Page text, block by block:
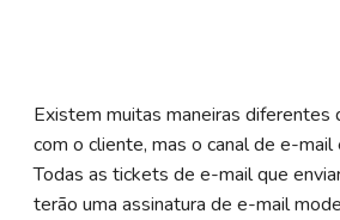
Existem muitas maneiras diferentes
com o cliente, mas o canal de e-mail
Todas as tickets de e-mail que
terão uma assinatura de e-mail